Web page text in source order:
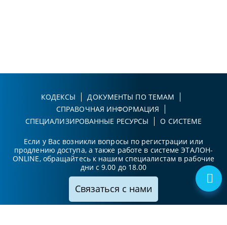
КОДЕКСЫ
ДОКУМЕНТЫ ПО ТЕМАМ
СПРАВОЧНАЯ ИНФОРМАЦИЯ
СПЕЦИАЛИЗИРОВАННЫЕ РЕСУРСЫ
О СИСТЕМЕ
Если у Вас возникли вопросы по регистрации или
продлению доступа, а также работе в системе ЭТАЛОН-
ONLINE, обращайтесь к нашим специалистам в рабочие
дни с 9.00 до 18.00
Связаться с нами